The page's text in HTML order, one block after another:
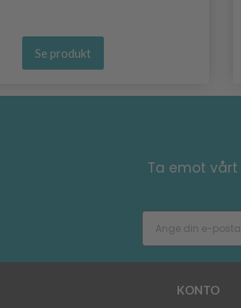
Se produkt
Ta emot
KONTO